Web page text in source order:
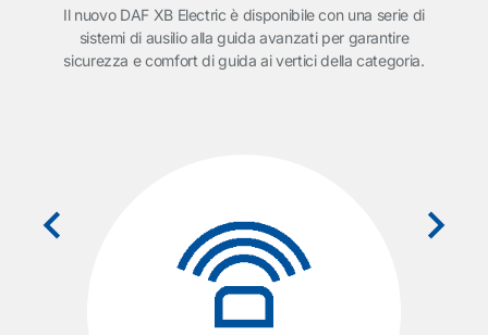
Il nuovo DAF XB Electric è disponibile con una serie di
sistemi di ausilio alla guida avanzati per garantire
sicurezza e comfort di guida ai vertici della categoria.